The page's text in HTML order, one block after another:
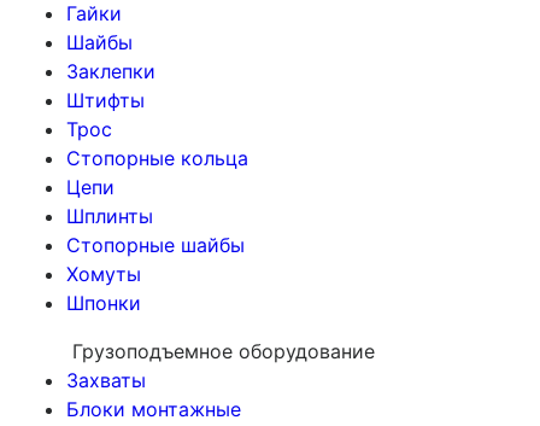
Гайки
Шайбы
Заклепки
Штифты
Трос
Стопорные кольца
Цепи
Шплинты
Стопорные шайбы
Хомуты
Шпонки
Грузоподъемное оборудование
Захваты
Блоки монтажные